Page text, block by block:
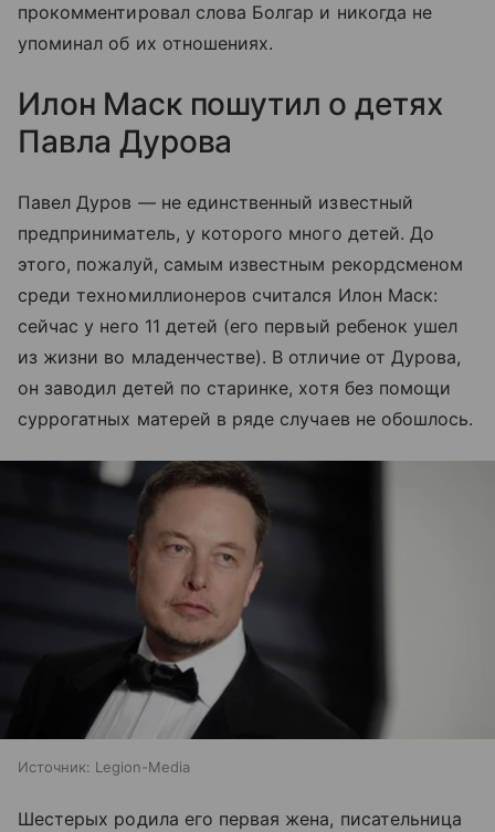
прокомментировал слова Болгар и никогда не
упоминал об их отношениях.
Илон Маск пошутил о детях
Павла Дурова
Павел Дуров — не единственный известный
предприниматель, у которого много детей. До
этого, пожалуй, самым известным рекордсменом
среди техномиллионеров считался Илон Маск:
сейчас у него 11 детей (его первый ребенок ушел
из жизни во младенчестве). В отличие от Дурова,
он заводил детей по старинке, хотя без помощи
суррогатных матерей в ряде случаев не обошлось.
Источник: Legion-Media
Шестерых родила его первая жена, писательница